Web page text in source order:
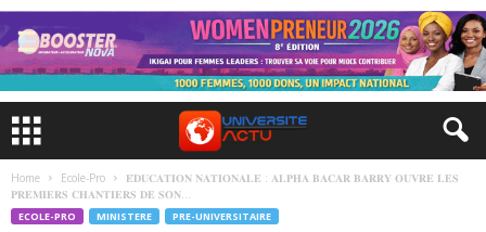
Home Ecole-Pro
𝐄́𝐃𝐔𝐂𝐀𝐓𝐈𝐎𝐍 𝐍𝐀𝐓𝐈𝐎𝐍𝐀𝐋𝐄 : 𝐀𝐋𝐏𝐇𝐀 𝐁𝐀𝐂𝐀𝐑 𝐁𝐀𝐑𝐑𝐘 𝐎𝐔𝐕𝐑𝐄 𝐋𝐄𝐒
𝐏𝐑𝐄𝐌𝐈𝐄𝐑𝐒 𝐂𝐇𝐀𝐍𝐓𝐈𝐄𝐑𝐒 𝐃𝐄 𝐒𝐎𝐍...
ECOLE-PRO MINISTERE PRE-UNIVERSITAIRE